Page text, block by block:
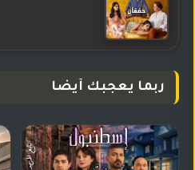
ربما يعجبك أيضا